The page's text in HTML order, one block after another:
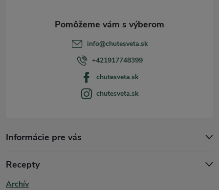
info@chutesveta.sk
+421917748399
chutesveta.sk
chutesveta.sk
Informácie pre vás
Recepty
Archív